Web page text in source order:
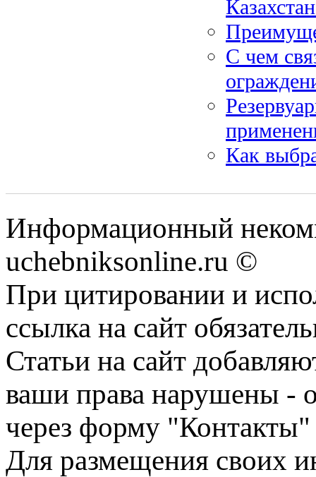
С чем
Как
Информационный
uchebniksonline.ru ©
При цитировании и
ссылка на сайт
Статьи на сайт
ваши права нарушены -
через форму "Контакты"
Для размещения своих